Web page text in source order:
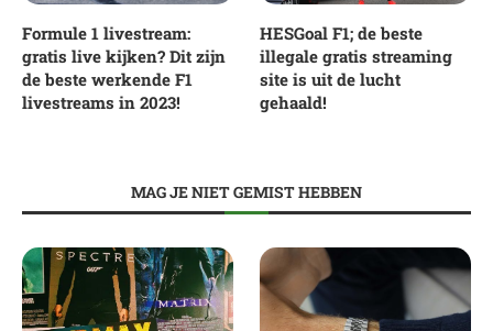
Formule 1 livestream:
gratis live kijken? Dit zijn
de beste werkende F1
livestreams in 2023!
HESGoal F1; de beste
illegale gratis streaming
site is uit de lucht
gehaald!
MAG JE NIET GEMIST HEBBEN